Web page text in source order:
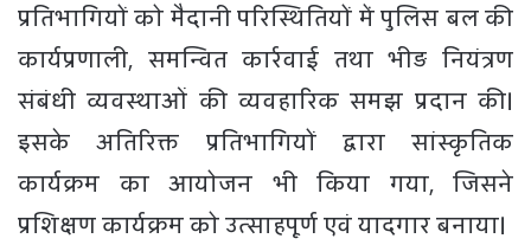
प्रतिभागियों को मैदानी परिस्थितियों में पुलिस बल की
कार्यप्रणाली, समन्वित कार्रवाई तथा भीड़ नियंत्रण
संबंधी व्यवस्थाओं की व्यवहारिक समझ प्रदान की।
इसके अतिरिक्त प्रतिभागियों द्वारा सांस्कृतिक
कार्यक्रम का आयोजन भी किया गया, जिसने
प्रशिक्षण कार्यक्रम को उत्साहपूर्ण एवं यादगार बनाया।